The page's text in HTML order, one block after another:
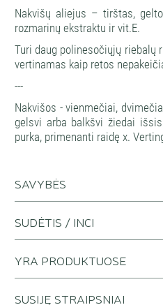
Nakvišų aliejus – tirštas,
rozmarinų ekstraktu ir vit.E.
Turi daug polinesočiųjų riebalų
vertinamas kaip retos
---
Nakvišos - vienmečiai,
gelsvi arba balkšvi žiedai
purka, primenanti raidę x.
SAVYBĖS
SUDĖTIS / INCI
YRA PRODUKTUOSE
SUSIJĘ STRAIPSNIAI